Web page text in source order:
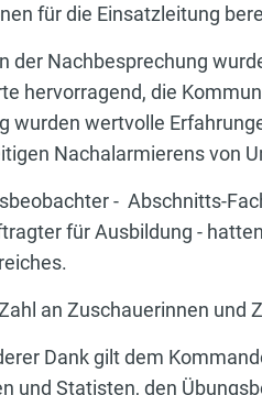
für die Einsatzleitung
der Nachbesprechung
hervorragend, die
wurden wertvolle
Nachalarmierens von
- Abschnitts-
für Ausbildung -
an Zuschauerinnen und
Dank gilt dem
und Statisten, den